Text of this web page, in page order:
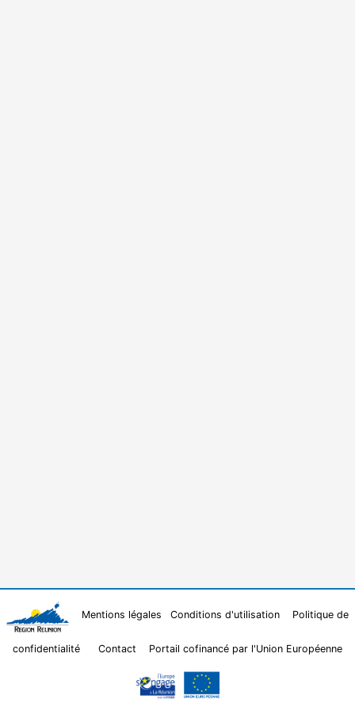
Mentions légales Conditions d'utilisation Politique de
confidentialité Contact Portail cofinancé par l'Union Européenne